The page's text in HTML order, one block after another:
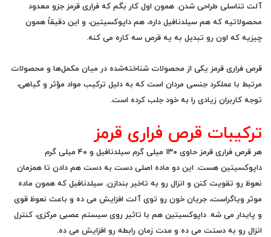
آلت تناسلی طراحی شدن. همون اول کار بگم که فراری قرمز جزو معدود
محصولاتیه که هم سیلدنافیل داره، هم داپوکسیتین، و این دقیقاً همون
چیزیه که اون رو تبدیل به یه قرص سه کاره می کنه.
قرص فراری قرمز یکی از محصولات شناخته‌شده در میان مکمل‌ها و محصولات
مرتبط با عملکرد جنسی مردان است که به دلیل ترکیب مواد مؤثر و گیاهی،
توجه کاربران زیادی را به خود جلب کرده است.
ترکیبات قرص فراری قرمز
هر قرص فراری قرمز حاوی ۱۳۰ میلی گرم سیلدنافیل و ۴۰ میلی گرم
داپوکسیتین هست. این دو ماده اصلی دست به دست هم دادن تا همزمان
نعوظ رو تقویت کنن و انزال رو به تاخیر بندازن. سیلدنافیل که همون ماده
موثر ویاگراست، جریان خون رو توی آلت افزایش می ده و باعث نعوظ قوی
و پایدار می شه. داپوکسیتین هم با تاثیر روی سیستم عصبی مرکزی، کنترل
انزال رو به دستت می ده و مدت زمان رابطه رو افزایش می ده.